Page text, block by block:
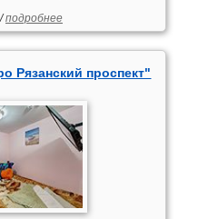
подробнее
Рязанский проспект"